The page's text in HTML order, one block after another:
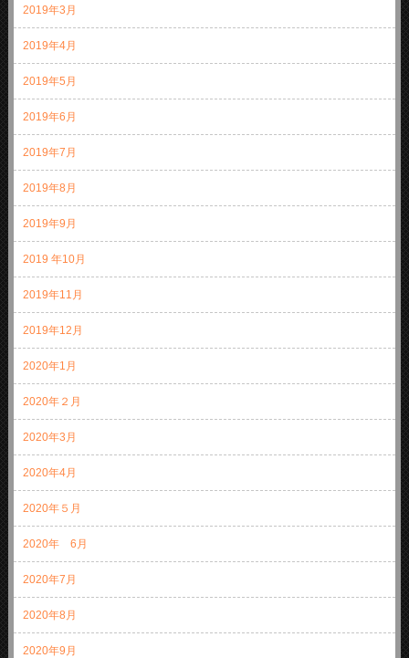
2019年3月
2019年4月
2019年5月
2019年6月
2019年7月
2019年8月
2019年9月
2019 年10月
2019年11月
2019年12月
2020年1月
2020年２月
2020年3月
2020年4月
2020年５月
2020年 6月
2020年7月
2020年8月
2020年9月